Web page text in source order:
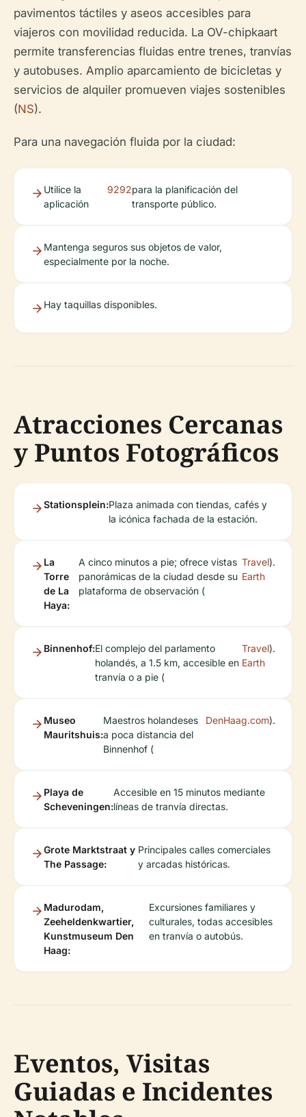
pavimentos táctiles y aseos accesibles para
viajeros con movilidad reducida. La OV-chipkaart
permite transferencias fluidas entre trenes, tranvías
y autobuses. Amplio aparcamiento de bicicletas y
servicios de alquiler promueven viajes sostenibles
(NS).
Para una navegación fluida por la ciudad:
Utilice la
aplicación
9292para la planificación del
transporte público.
Mantenga seguros sus objetos de valor,
especialmente por la noche.
Hay taquillas disponibles.
Atracciones Cercanas
y Puntos Fotográficos
Stationsplein:Plaza animada con tiendas, cafés y
la icónica fachada de la estación.
La
Torre
de La
Haya:
A cinco minutos a pie; ofrece vistas
panorámicas de la ciudad desde su
plataforma de observación (
Travel
Earth
).
Binnenhof:El complejo del parlamento
holandés, a 1.5 km, accesible en
tranvía o a pie (
Travel
Earth
).
Museo
Mauritshuis:
Maestros holandeses
a poca distancia del
Binnenhof (
DenHaag.com).
Playa de
Scheveningen:
Accesible en 15 minutos mediante
líneas de tranvía directas.
Grote Marktstraat y
The Passage:
Principales calles comerciales
y arcadas históricas.
Madurodam,
Zeeheldenkwartier,
Kunstmuseum Den
Haag:
Excursiones familiares y
culturales, todas accesibles
en tranvía o autobús.
Eventos, Visitas
Guiadas e Incidentes